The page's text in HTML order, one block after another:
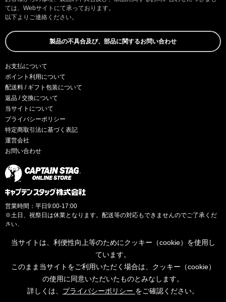
ては、Webサイトにて承っております。
以下よりご連絡ください。
製品の不具合及び、部品に関するお問い合わせ
お支払について
ポイント利用について
配送料 / ギフト包装について
返品 / 交換について
当サイトについて
プライバシーポリシー
特定商取引法に基づく表記
運営会社
お問い合わせ
営業時間：平日9:00-17:00
※土日、祝祭日は休業となります。配送等の対応もできませんのでご了承くだ
さい。
当サイトは、利便性向上等のためにクッキー（cookie）を使用し
ています。
このまま当サイトをご利用いただく場合は、クッキー（cookie）
の使用に同意いただいたものとみなします。
詳しくは、 プライバシーポリシー をご確認ください。